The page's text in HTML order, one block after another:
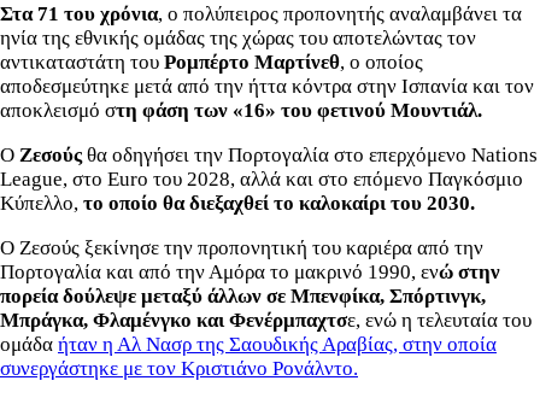
Στα 71 του χρόνια, ο πολύπειρος προπονητής αναλαμβάνει τα
ηνία της εθνικής ομάδας της χώρας του αποτελώντας τον
αντικαταστάτη του Ρομπέρτο Μαρτίνεθ, ο οποίος
αποδεσμεύτηκε μετά από την ήττα κόντρα στην Ισπανία και τον
αποκλεισμό στη φάση των «16» του φετινού Μουντιάλ.
Ο Ζεσούςθα οδηγήσει την Πορτογαλία στο επερχόμενο Nations
League, στο Euro του 2028, αλλά και στο επόμενο Παγκόσμιο
Κύπελλο, το οποίο θα διεξαχθεί το καλοκαίρι του 2030.
Ο Ζεσούς ξεκίνησε την προπονητική του καριέρα από την
Πορτογαλία και από την Αμόρα το μακρινό 1990, ενώ στην
πορεία δούλεψε μεταξύ άλλων σε Μπενφίκα, Σπόρτινγκ,
Μπράγκα, Φλαμένγκο και Φενέρμπαχτσε, ενώ η τελευταία του
ομάδα ήταν η Αλ Νασρ της Σαουδικής Αραβίας, στην οποία
συνεργάστηκε με τον Κριστιάνο Ρονάλντο.